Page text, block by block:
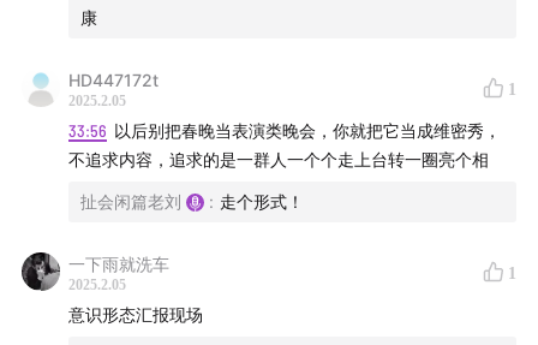
叶童可以反串，那宇文秋实为啥不能女装？
春晚提前公布演出节目表式好事么？
明年有什么期待？
康
HD447172t
2025.2.05
1
33:56 以后别把春晚当表演类晚会，你就把它当成维密秀，
不追求内容，追求的是一群人一个个走上台转一圈亮个相
扯会闲篇老刘 : 走个形式！
一下雨就洗车
2025.2.05
1
意识形态汇报现场